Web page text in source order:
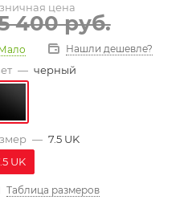
цена
400руб.
Нашли дешевле?
— черный
— 7.5 UK
UK
Таблица размеров